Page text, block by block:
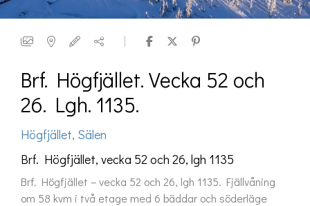
Brf. Högfjället. Vecka 52 och
26. Lgh. 1135.
Högfjället, Sälen
Brf. Högfjället, vecka 52 och 26, lgh 1135
Brf. Högfjället – vecka 52 och 26, lgh 1135. Fjällvåning
om 58 kvm i två etage med 6 bäddar och söderläge